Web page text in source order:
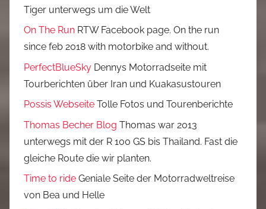
Tiger unterwegs um die Welt
On The Run RTW Facebook page. On the run
since feb 2018 with motorbike and without.
PerfectBlueSky Dennys Motorradseite mit
Tourberichten über Iran und Kuakasustouren
Possis Webseite Tolle Fotos und Tourenberichte
Thomas Becher Blog Thomas war 2013
unterwegs mit der R 100 GS bis Thailand. Fast die
gleiche Route die wir planten.
Time to ride Geniale Seite der Motorradweltreise
von Bea und Helle